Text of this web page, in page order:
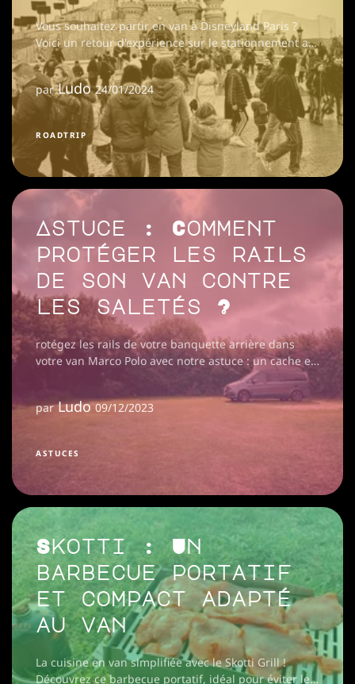
Vous souhaitez partir en van à Disneyland Paris ?
Voici un retour d'expérience sur le stationnement au
parking Pinocchio.
parLudo24/01/2024
ROADTRIP
Astuce : Comment
protéger les rails
de son van contre
les saletés ?
rotégez les rails de votre banquette arrière dans
votre van Marco Polo avec notre astuce : un cache en
caoutchouc. Évitez les saletés et réduisez les
nettoyages réguliers !
parLudo09/12/2023
ASTUCES
Skotti : Un
barbecue portatif
et compact adapté
au van
La cuisine en van simplifiée avec le Skotti Grill !
Découvrez ce barbecue portatif, idéal pour éviter les